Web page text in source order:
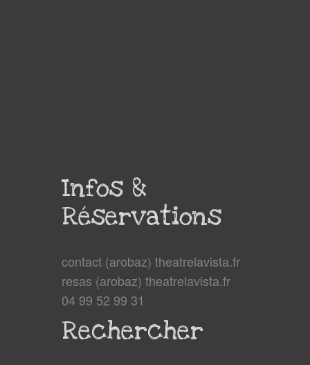
Infos &
Réservations
contact (arobaz) theatrelavista.fr
resas (arobaz) theatrelavista.fr
04 99 52 99 31
Rechercher